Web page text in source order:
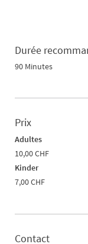
Durée
90 Minutes
Prix
Adultes
10,00 CHF
Kinder
7,00 CHF
Contact